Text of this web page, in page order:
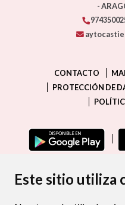
Este sitio utiliza
-
CONTACTO
PROTECCIÓN DE